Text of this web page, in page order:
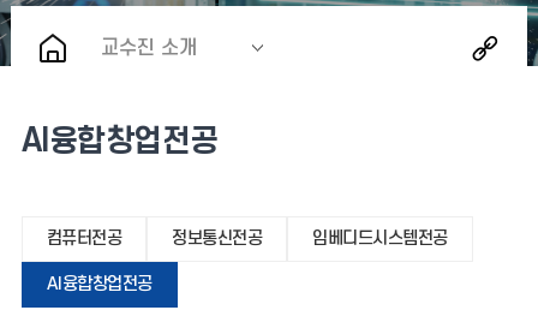
교수진 소개
AI융합창업전공
컴퓨터전공 정보통신전공 임베디드시스템전공
AI융합창업전공